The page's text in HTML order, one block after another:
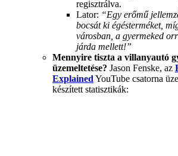
regisztrálva.
Lator: “Egy erőmű
bocsát ki égésterméket,
városban, a gyermeked
járda mellett!”
Mennyire tiszta a villanyautó
üzemeltetése? Jason Fenske, az
Explained YouTube csatorna
készített statisztikák: